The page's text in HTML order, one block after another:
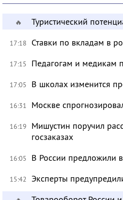
🔥 Туристический
17:18 Ставки по вкладам в
17:15 Педагогам и медикам
17:05 В школах изменится
16:31 Москве
16:19
Мишустин поручил
госзаказах
16:05 В России предложили
15:42 Эксперты